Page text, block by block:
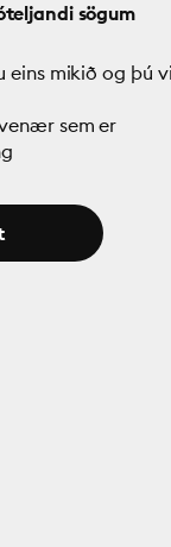
sögum
eins mikið og þú
sem er